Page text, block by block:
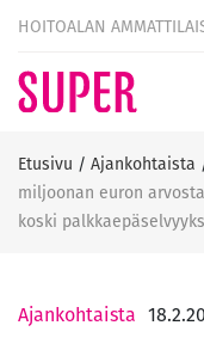
HOITOALAN
Etusivu / Ajankohtaista
miljoonan euron
koski
Ajankohtaista